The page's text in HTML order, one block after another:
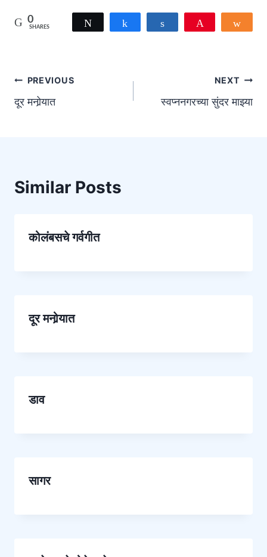
0
SHARES
Tweet
Post
navigation
PREVIOUS
दूर मनोर्‍यात
NEXT
स्वप्ननगरच्या सुंदर माझ्या
Similar Posts
कोलंबसचे गर्वगीत
दूर मनोर्‍यात
डाव
सागर